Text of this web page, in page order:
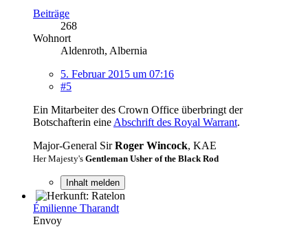
Beiträge
268
Wohnort
Aldenroth, Albernia
5. Februar 2015 um 07:16
#5
Ein Mitarbeiter des Crown Office überbringt der
Botschafterin eine Abschrift des Royal Warrant.
Major-General SirRoger Wincock, KAE
Her Majesty's Gentleman Usher of the Black Rod
Inhalt melden
Émilienne Tharandt
Envoy